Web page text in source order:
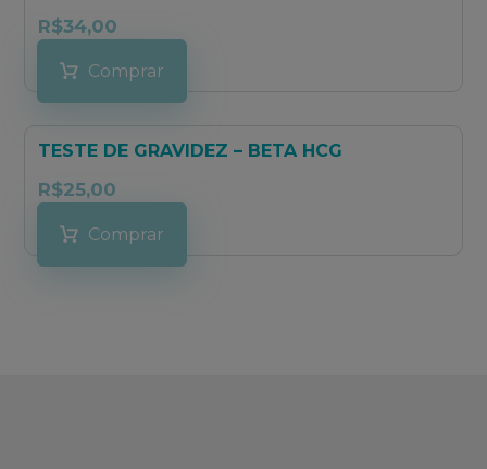
R$34,00
Comprar
TESTE DE GRAVIDEZ – BETA HCG
R$25,00
Comprar